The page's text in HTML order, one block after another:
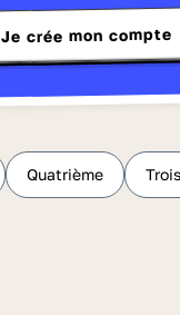
Je crée mon compte
Quatrième